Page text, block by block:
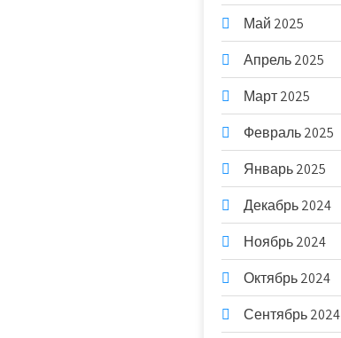
Май 2025
Апрель 2025
Март 2025
Февраль 2025
Январь 2025
Декабрь 2024
Ноябрь 2024
Октябрь 2024
Сентябрь 2024